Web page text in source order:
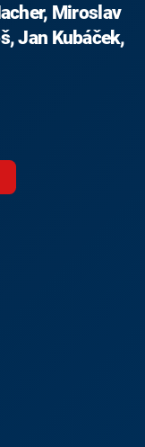
Miroslav
Jan Kubáček,